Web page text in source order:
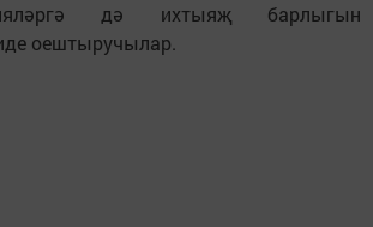
дә ихтыяҗ барлыгын
оештыручылар.